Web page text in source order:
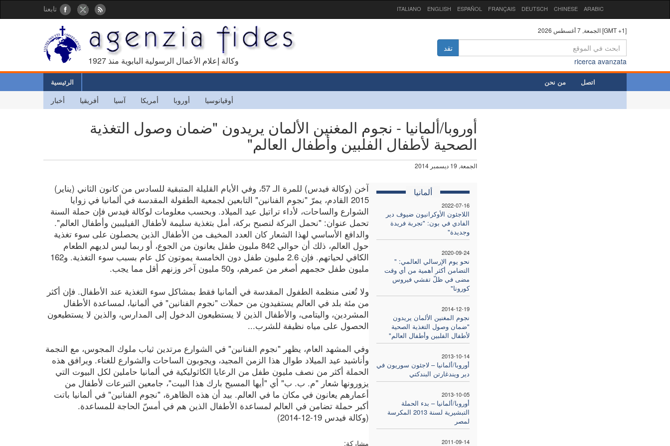
تابعنا ITALIANO ENGLISH ESPAÑOL FRANÇAIS DEUTSCH CHINESE ARABIC
1927 وكالة إعلام الأعمال الرسولية البابوية منذ
الجمعة, 7 أغسطس 2026 [GMT +1]
تقد
ricerca avanzata
الرئيسية من نحن اتصل
أخبار أفريقيا آسيا أمريكا أوروبا أوقيانوسيا
أوروبا/ألمانيا - نجوم المغنين الألمان يريدون "ضمان وصول التغذية
الصحية لأطفال الفلبين وأطفال العالم"
الجمعة, 19 ديسمبر 2014
ألمانيا
2022-07-16
اللاجئون الأوكرانيون ضيوف دير
الفادي في بون: "تجربة فريدة
وجديدة"
2020-09-24
نحو يوم الإرسالي العالمي: "
التضامن أكثر أهمية من أي وقت
مضى في ظلّ تفشي فيروس
كورونا"
2014-12-19
نجوم المغنين الألمان يريدون
"ضمان وصول التغذية الصحية
لأطفال الفلبين وأطفال العالم"
2013-10-14
أوروبا/ألمانيا – لاجئون سوريون في
دير ويندغارتن البندكتي
2013-10-05
أوروبا/ألمانيا – بدء الحملة
التبشيرية لسنة 2013 المكرسة
لمصر
2011-09-14
آخن (وكالة فيدس) للمرة الـ 57، وفي الأيام القليلة المتبقية للسادس من كانون الثاني (يناير)
2015 القادم، يمرّ "نجوم الفنانين" التابعين لجمعية الطفولة المقدسة في ألمانيا في زوايا
الشوارع والساحات، لأداء تراتيل عيد الميلاد. وبحسب معلومات لوكالة فيدس فإن حملة السنة
تحمل عنوان: "نحمل البركة لنصبح بركة، أمل بتغذية سليمة لأطفال الفيليبين وأطفال العالم".
والدافع الأساسي لهذا الشعار كان العدد المخيف من الأطفال الذين يحصلون على سوء تغذية
حول العالم، ذلك أن حوالي 842 مليون طفل يعانون من الجوع، أو ربما ليس لديهم الطعام
الكافي لحياتهم. فإن 2.6 مليون طفل دون الخامسة يموتون كل عام بسبب سوء التغذية. و162
مليون طفل حجمهم أصغر من عمرهم، و50 مليون آخر وزنهم أقل مما يجب.
ولا تُعنى منظمة الطفول المقدسة في ألمانيا فقط بمشاكل سوء التغذية عند الأطفال. فإن أكثر
من مئة بلد في العالم يستفيدون من حملات "نجوم الفنانين" في ألمانيا، لمساعدة الأطفال
المشردين، واليتامى، والأطفال الذين لا يستطيعون الدخول إلى المدارس، والذين لا يستطيعون
الحصول على مياه نظيفة للشرب...
وفي المشهد العام، يظهر "نجوم الفنانين" في الشوارع مرتدين ثياب ملوك المجوس، مع النجمة
وأناشيد عيد الميلاد طوال هذا الزمن المجيد، ويجوبون الساحات والشوارع للغناء. ويرافق هذه
الحملة أكثر من نصف مليون طفل من الرعايا الكاثوليكية في ألمانيا حاملين لكل البيوت التي
يزورونها شعار "م. ب. ب" أي "أيها المسيح بارك هذا البيت"، جامعين التبرعات لأطفال من
أعمارهم يعانون في مكان ما في العالم. بيد أن هذه الظاهرة، "نجوم الفنانين" في ألمانيا باتت
أكبر حملة تضامن في العالم لمساعدة الأطفال الذين هم في أمسّ الحاجة للمساعدة.
(وكالة فيدس 19-12-2014)
مشاركة: